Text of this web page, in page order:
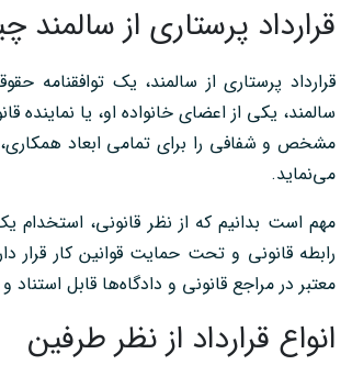
قرارداد پرستاری از
قرارداد پرستاری از سالمند، یک
سالمند، یکی از اعضای خانواده او، یا نماینده
مشخص و شفافی را برای تمامی ابعاد
می‌نماید.
مهم است بدانیم که از نظر قانونی، استخدام
رابطه قانونی و تحت حمایت قوانین کار
معتبر در مراجع قانونی و دادگاه‌ها قابل
انواع قرارداد از نظر طرفین